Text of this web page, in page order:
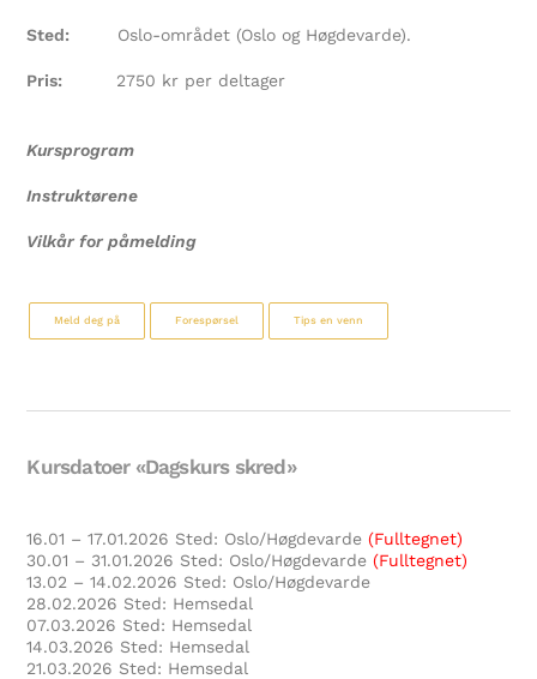
Sted: Oslo-området (Oslo og Høgdevarde).
Pris: 2750 kr per deltager
Kursprogram
Instruktørene
Vilkår for påmelding
Meld deg på Forespørsel Tips en venn
Kursdatoer «Dagskurs skred»
16.01 – 17.01.2026 Sted: Oslo/Høgdevarde(Fulltegnet)
30.01 – 31.01.2026 Sted: Oslo/Høgdevarde(Fulltegnet)
13.02 – 14.02.2026 Sted: Oslo/Høgdevarde
28.02.2026 Sted: Hemsedal
07.03.2026 Sted: Hemsedal
14.03.2026 Sted: Hemsedal
21.03.2026 Sted: Hemsedal